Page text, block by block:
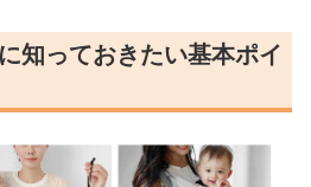
知っておきたい基本ポイ